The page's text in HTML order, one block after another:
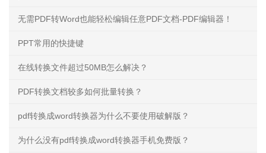
无需PDF转Word也能轻松编辑任意PDF文档-PDF编辑器！
PPT常用的快捷键
在线转换文件超过50MB怎么解决？
PDF转换文档较多如何批量转换？
pdf转换成word转换器为什么不要使用破解版？
为什么没有pdf转换成word转换器手机免费版？